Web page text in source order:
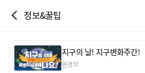
정보&꿀팁
지구의 날! 지구변화주간!
환경부